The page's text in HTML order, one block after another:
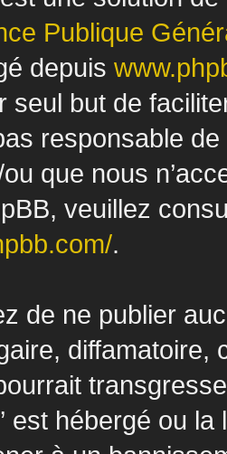
Publique
depuis
seul but de
responsable
que nous
veuillez
.
de ne publier
diffamatoire,
est hébergé ou